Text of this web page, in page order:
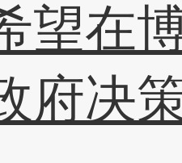
望在
府决